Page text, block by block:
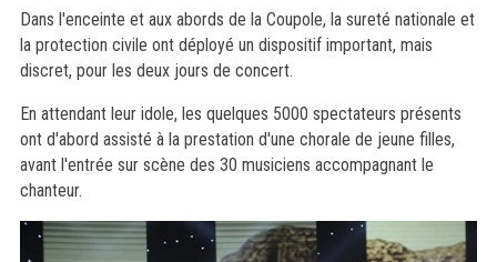
Dans l'enceinte et aux abords de la Coupole, la sureté nationale et
la protection civile ont déployé un dispositif important, mais
discret, pour les deux jours de concert.
En attendant leur idole, les quelques 5000 spectateurs présents
ont d'abord assisté à la prestation d'une chorale de jeune filles,
avant l'entrée sur scène des 30 musiciens accompagnant le
chanteur.